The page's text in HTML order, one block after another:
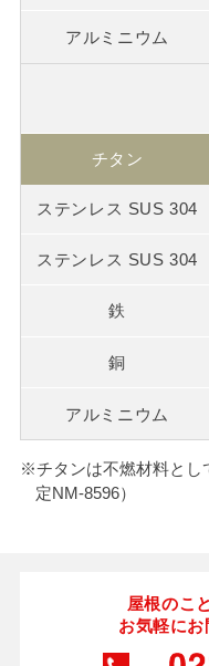
※チタンは不燃材料とし
定NM-8596）
屋根のこ
お気軽にお